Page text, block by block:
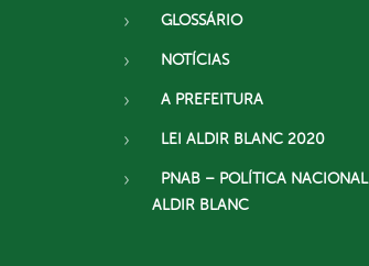
GLOSSÁRIO
NOTÍCIAS
A PREFEITURA
LEI ALDIR BLANC 2020
PNAB – POLÍTICA NACIONAL
ALDIR BLANC